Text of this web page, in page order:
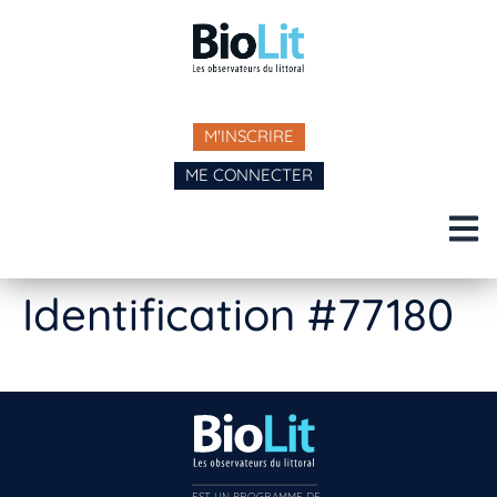
M'INSCRIRE
ME CONNECTER
Identification #77180